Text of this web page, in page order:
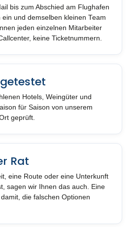
bis zum Abschied am Flughafen
und demselben kleinen Team
jeden einzelnen Mitarbeiter
keine Ticketnummern.
Hotels, Weingüter und
für Saison von unserem
geprüft.
Rat
eine Route oder eine Unterkunft
sagen wir Ihnen das auch. Eine
die falschen Optionen